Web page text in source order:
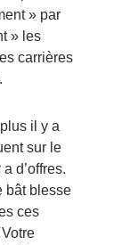
» par
» les
carrières
il y a
sur le
d’offres.
bât blesse
ces
Votre